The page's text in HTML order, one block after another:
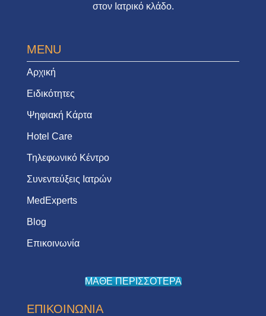
στον Ιατρικό κλάδο.
MENU
Αρχική
Ειδικότητες
Ψηφιακή Κάρτα
Hotel Care
Τηλεφωνικό Κέντρο
Συνεντεύξεις Ιατρών
MedExperts
Blog
Επικοινωνία
ΜΑΘΕ ΠΕΡΙΣΣΟΤΕΡΑ
ΕΠΙΚΟΙΝΩΝΙΑ